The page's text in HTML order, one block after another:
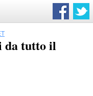
da tutto il